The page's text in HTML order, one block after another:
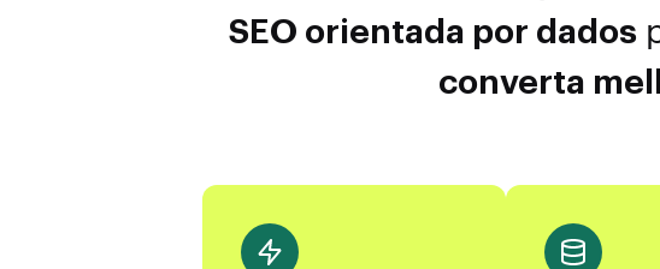
SEO orientada por dados
converta